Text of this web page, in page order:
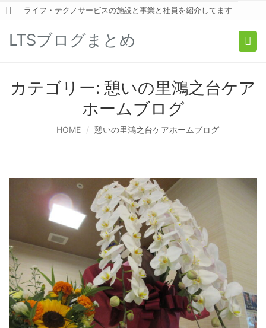
ライフ・テクノサービスの施設と事業と社員を紹介してます
LTSブログまとめ
カテゴリー: 憩いの里鴻之台ケア
ホームブログ
HOME 憩いの里鴻之台ケアホームブログ